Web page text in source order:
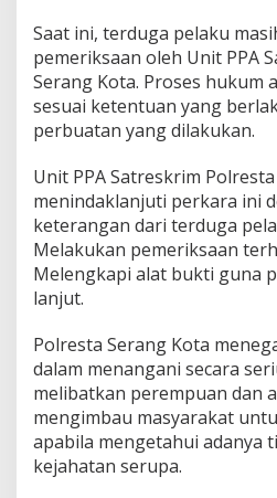
Saat ini, terduga pelaku
pemeriksaan oleh Unit PPA
Serang Kota. Proses hukum
sesuai ketentuan yang
perbuatan yang dilakukan.
Unit PPA Satreskrim
menindaklanjuti perkara ini
keterangan dari terduga
Melakukan pemeriksaan
Melengkapi alat bukti guna
lanjut.
Polresta Serang Kota
dalam menangani secara
melibatkan perempuan dan
mengimbau masyarakat
apabila mengetahui adanya
kejahatan serupa.